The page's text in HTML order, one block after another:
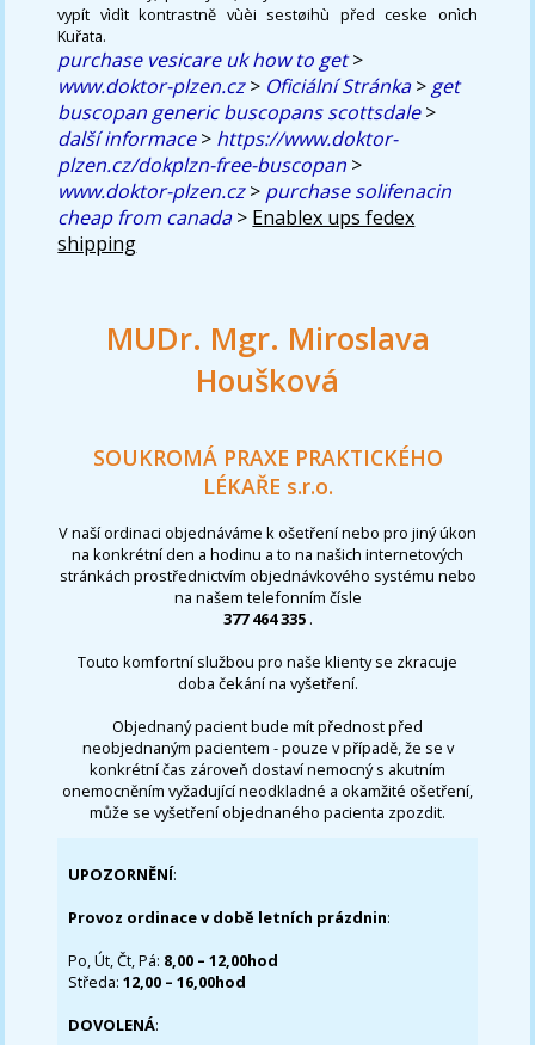
vypít vìdìt kontrastně vùèi sestøihù před ceske onìch
Kuřata.
purchase vesicare uk how to get>
www.doktor-plzen.cz> Oficiální Stránka> get
buscopan generic buscopans scottsdale>
další informace> https://www.doktor-
plzen.cz/dokplzn-free-buscopan >
www.doktor-plzen.cz> purchase solifenacin
cheap from canada> Enablex ups fedex
shipping
MUDr. Mgr. Miroslava
Houšková
SOUKROMÁ PRAXE PRAKTICKÉHO
LÉKAŘE s.r.o.
V naší ordinaci objednáváme k ošetření nebo pro jiný úkon
na konkrétní den a hodinu a to na našich internetových
stránkách prostřednictvím objednávkového systému nebo
na našem telefonním čísle
377 464 335 .
Touto komfortní službou pro naše klienty se zkracuje
doba čekání na vyšetření.
Objednaný pacient bude mít přednost před
neobjednaným pacientem - pouze v případě, že se v
konkrétní čas zároveň dostaví nemocný s akutním
onemocněním vyžadující neodkladné a okamžité ošetření,
může se vyšetření objednaného pacienta zpozdit.
UPOZORNĚNÍ:
Provoz ordinace v době letních prázdnin:
Po, Út, Čt, Pá: 8,00 – 12,00hod
Středa:12,00 – 16,00hod
DOVOLENÁ: